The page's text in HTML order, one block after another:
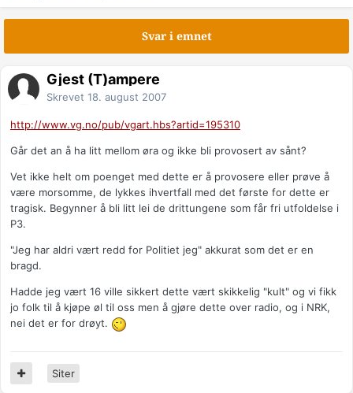
Svar i emnet
Gjest (T)ampere
Skrevet 18. august 2007
http://www.vg.no/pub/vgart.hbs?artid=195310
Går det an å ha litt mellom øra og ikke bli provosert av sånt?
Vet ikke helt om poenget med dette er å provosere eller prøve å
være morsomme, de lykkes ihvertfall med det første for dette er
tragisk. Begynner å bli litt lei de drittungene som får fri utfoldelse i
P3.
"Jeg har aldri vært redd for Politiet jeg" akkurat som det er en
bragd.
Hadde jeg vært 16 ville sikkert dette vært skikkelig "kult" og vi fikk
jo folk til å kjøpe øl til oss men å gjøre dette over radio, og i NRK,
nei det er for drøyt.
Siter